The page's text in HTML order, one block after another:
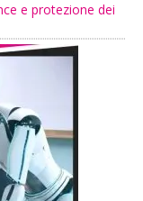
e protezione dei